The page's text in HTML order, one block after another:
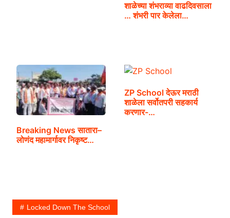
शाळेच्या शंभराव्या वाढदिवसाला
… शंभरी पार केलेला…
Breaking News सातारा–
लोणंद महामार्गावर निकृष्ट…
ZP School देऊर मराठी
शाळेला सर्वोतपरी सहकार्य
करणार-…
Locked Down The School